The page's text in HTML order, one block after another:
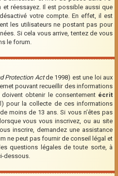
réessayez. Il est possible aussi que
votre compte. En effet, il est
les utilisateurs ne postant pas pour
Si cela vous arrive, tentez de vous
le forum.
Protection Actde 1998) est une loi aux
pouvant recueillir des informations
obtenir le consentement écrit
pour la collecte de ces informations
moins de 13 ans. Si vous n’êtes pas
vous vous inscrivez, ou au site
inscrire, demandez une assistance
ne peut pas fournir de conseil légal et
questions légales de toute sorte, à
dessous.